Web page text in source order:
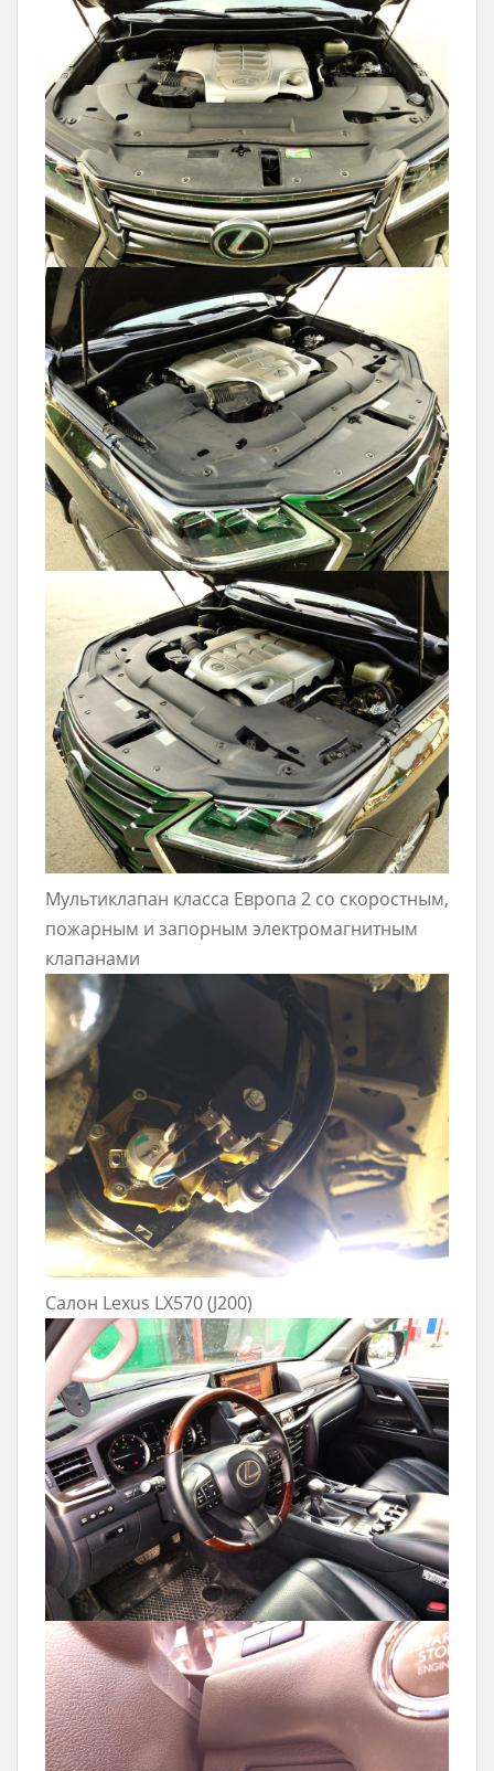
Мультиклапан класса Европа 2 со скоростным,
пожарным и запорным электромагнитным
клапанами
Салон Lexus LX570 (J200)